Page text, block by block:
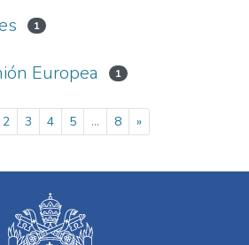
1
Europea 1
2 3 4 5 ... 8 »